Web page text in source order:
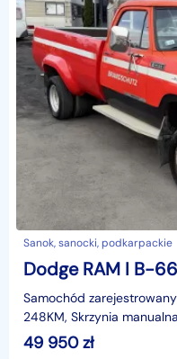
Sanok, sanocki, podkarpackie
Samochód zarejestrowany
248KM, Skrzynia
Napęd 4x4, Reduktor,
49 950zł